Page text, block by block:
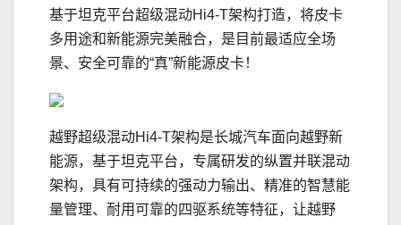
基于坦克平台超级混动Hi4-T架构打造，将皮卡
多用途和新能源完美融合，是目前最适应全场
景、安全可靠的“真”新能源皮卡！
越野超级混动Hi4-T架构是长城汽车面向越野新
能源，基于坦克平台，专属研发的纵置并联混动
架构，具有可持续的强动力输出、精准的智慧能
量管理、耐用可靠的四驱系统等特征，让越野